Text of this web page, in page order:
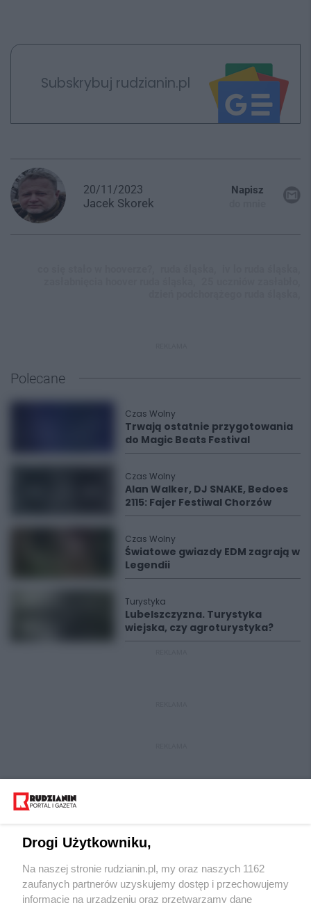
Subskrybuj rudzianin.pl
20/11/2023
Jacek Skorek
Napisz
Polecane
Czas Wolny
Trwają ostatnie przygotowania
do Magic Beats Festival
Czas Wolny
Alan Walker, DJ SNAKE, Bedoes
2115: Fajer Festiwal Chorzów
Czas Wolny
Światowe gwiazdy EDM zagrają w
Legendii
Turystyka
Lubelszczyzna. Turystyka
wiejska, czy agroturystyka?
Wydawca mediów lokalnych
Drogi Użytkowniku,
Na naszej stronie rudzianin.pl, my oraz naszych 1162
zaufanych partnerów uzyskujemy dostęp i przechowujemy
informacje na urządzeniu oraz przetwarzamy dane